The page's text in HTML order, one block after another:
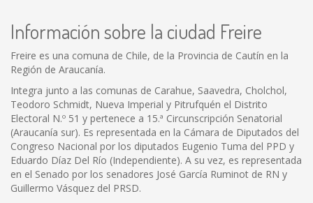
Información sobre la ciudad Freire
Freire es una comuna de Chile, de la Provincia de Cautín en la
Región de Araucanía.
Integra junto a las comunas de Carahue, Saavedra, Cholchol,
Teodoro Schmidt, Nueva Imperial y Pitrufquén el Distrito
Electoral N.º 51 y pertenece a 15.ª Circunscripción Senatorial
(Araucanía sur). Es representada en la Cámara de Diputados del
Congreso Nacional por los diputados Eugenio Tuma del PPD y
Eduardo Díaz Del Río (Independiente). A su vez, es representada
en el Senado por los senadores José García Ruminot de RN y
Guillermo Vásquez del PRSD.